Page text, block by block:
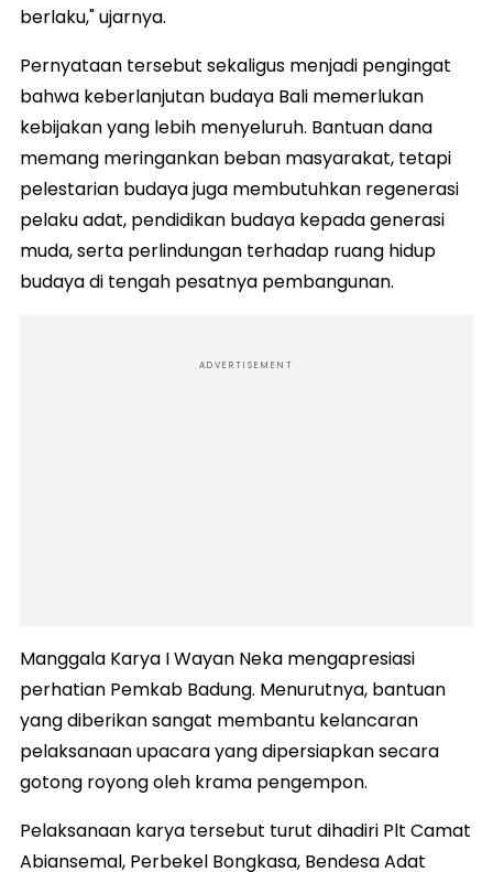
berlaku," ujarnya.
Pernyataan tersebut sekaligus menjadi pengingat
bahwa keberlanjutan budaya Bali memerlukan
kebijakan yang lebih menyeluruh. Bantuan dana
memang meringankan beban masyarakat, tetapi
pelestarian budaya juga membutuhkan regenerasi
pelaku adat, pendidikan budaya kepada generasi
muda, serta perlindungan terhadap ruang hidup
budaya di tengah pesatnya pembangunan.
ADVERTISEMENT
Manggala Karya I Wayan Neka mengapresiasi
perhatian Pemkab Badung. Menurutnya, bantuan
yang diberikan sangat membantu kelancaran
pelaksanaan upacara yang dipersiapkan secara
gotong royong oleh krama pengempon.
Pelaksanaan karya tersebut turut dihadiri Plt Camat
Abiansemal, Perbekel Bongkasa, Bendesa Adat